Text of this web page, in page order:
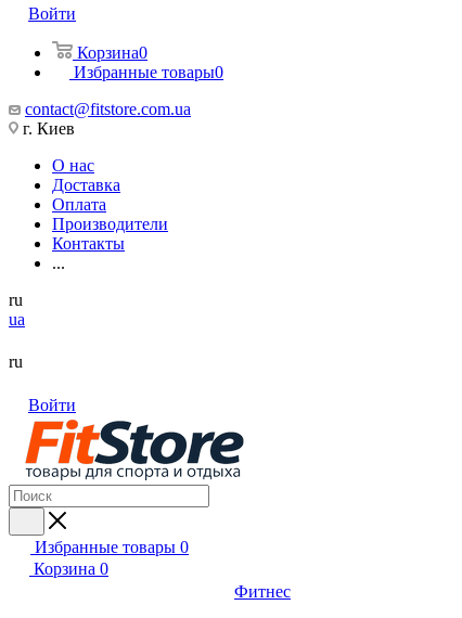
Войти
Корзина0
Избранные товары0
contact@fitstore.com.ua
г. Киев
О нас
Доставка
Оплата
Производители
Контакты
...
ru
ua
ru
Войти
Избранные товары 0
Корзина 0
Фитнес